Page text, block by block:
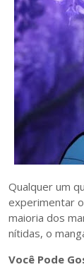
Qualquer um
experimentar
maioria dos
nítidas, o
Você Pode